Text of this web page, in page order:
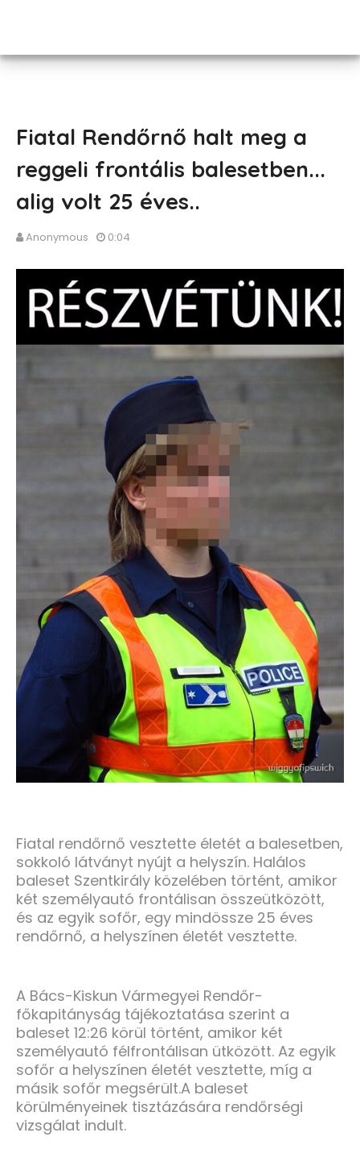
Fiatal Rendőrnő halt meg a
reggeli frontális balesetben...
alig volt 25 éves..
Anonymous 0:04
Fiatal rendőrnő vesztette életét a balesetben,
sokkoló látványt nyújt a helyszín. Halálos
baleset Szentkirály közelében történt, amikor
két személyautó frontálisan összeütközött,
és az egyik sofőr, egy mindössze 25 éves
rendőrnő, a helyszínen életét vesztette.
A Bács-Kiskun Vármegyei Rendőr-
főkapitányság tájékoztatása szerint a
baleset 12:26 körül történt, amikor két
személyautó félfrontálisan ütközött. Az egyik
sofőr a helyszínen életét vesztette, míg a
másik sofőr megsérült.A baleset
körülményeinek tisztázására rendőrségi
vizsgálat indult.